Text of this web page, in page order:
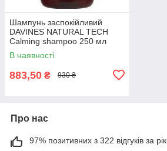
Шампунь заспокійливий
DAVINES NATURAL TECH
Calming shampoo 250 мл
В наявності
883,50 ₴ 930 ₴
Про нас
97% позитивних з 322 відгуків за рік